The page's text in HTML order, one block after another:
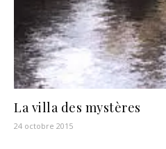
La villa des mystères
24 octobre 2015